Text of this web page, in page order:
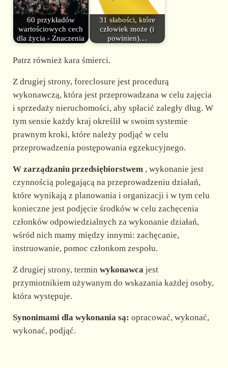
60 przykładów
wartościowych cech
dla życia - Znaczenia
31 słabości, które
człowiek może (i
powinien)…
Patrz również kara śmierci.
Z drugiej strony, foreclosure jest procedurą
wykonawczą, która jest przeprowadzana w celu zajęcia
i sprzedaży nieruchomości, aby spłacić zaległy dług. W
tym sensie każdy kraj określił w swoim systemie
prawnym kroki, które należy podjąć w celu
przeprowadzenia postępowania egzekucyjnego.
W zarządzaniu przedsiębiorstwem, wykonanie jest
czynnością polegającą na przeprowadzeniu działań,
które wynikają z planowania i organizacji i w tym celu
konieczne jest podjęcie środków w celu zachęcenia
członków odpowiedzialnych za wykonanie działań,
wśród nich mamy między innymi: zachęcanie,
instruowanie, pomoc członkom zespołu.
Z drugiej strony, termin wykonawcajest
przymiotnikiem używanym do wskazania każdej osoby,
która występuje.
Synonimami dla wykonania są: opracować, wykonać,
wykonać, podjąć.